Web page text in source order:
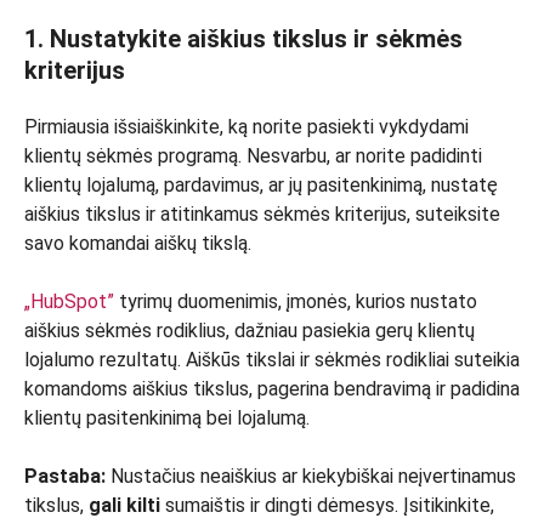
1. Nustatykite aiškius tikslus ir sėkmės
kriterijus
Pirmiausia išsiaiškinkite, ką norite pasiekti vykdydami
klientų sėkmės programą. Nesvarbu, ar norite padidinti
klientų lojalumą, pardavimus, ar jų pasitenkinimą, nustatę
aiškius tikslus ir atitinkamus sėkmės kriterijus, suteiksite
savo komandai aiškų tikslą.
„HubSpot” tyrimų duomenimis, įmonės, kurios nustato
aiškius sėkmės rodiklius, dažniau pasiekia gerų klientų
lojalumo rezultatų. Aiškūs tikslai ir sėkmės rodikliai suteikia
komandoms aiškius tikslus, pagerina bendravimą ir padidina
klientų pasitenkinimą bei lojalumą.
Pastaba: Nustačius neaiškius ar kiekybiškai neįvertinamus
tikslus, gali kilti sumaištis ir dingti dėmesys. Įsitikinkite,